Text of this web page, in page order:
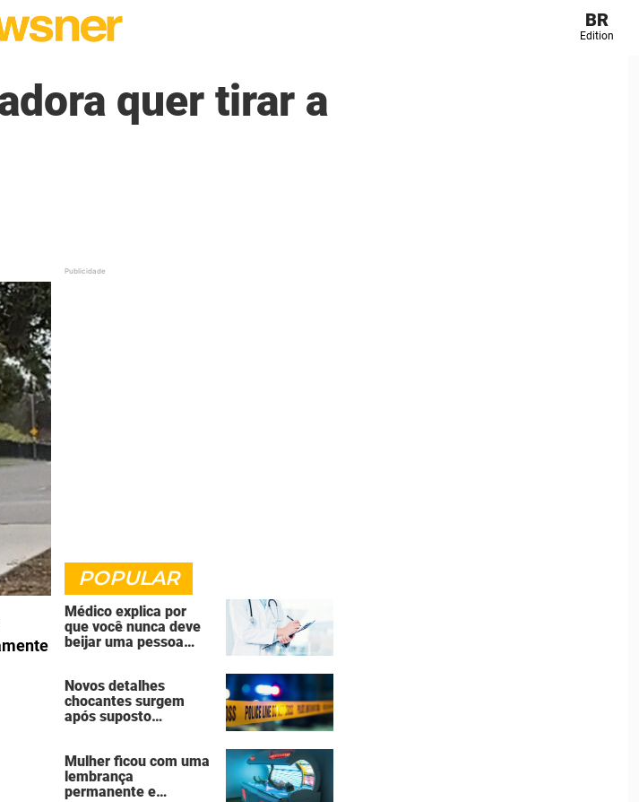
BR
Edition
quer tirar a
POPULAR
Médico explica por
que você nunca deve
beijar uma pessoa
Novos detalhes
chocantes surgem
após suposto
por homem que matou
a família de 7 pessoas
Mulher ficou com uma
lembrança
permanente e